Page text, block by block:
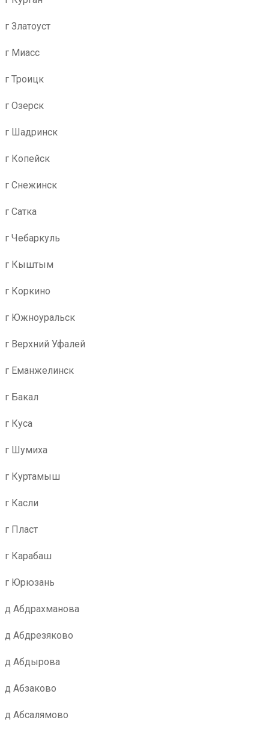
г Златоуст
г Миасс
г Троицк
г Озерск
г Шадринск
г Копейск
г Снежинск
г Сатка
г Чебаркуль
г Кыштым
г Коркино
г Южноуральск
г Верхний Уфалей
г Еманжелинск
г Бакал
г Куса
г Шумиха
г Куртамыш
г Касли
г Пласт
г Карабаш
г Юрюзань
д Абдрахманова
д Абдрезяково
д Абдырова
д Абзаково
д Абсалямово